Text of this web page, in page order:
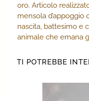
oro. Articolo
mensola
nascita, battesimo e
animale che emana
TI POTREBBE